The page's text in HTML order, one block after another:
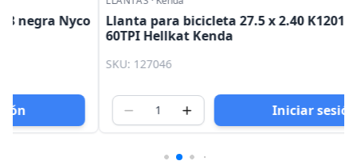
Llanta para bicicleta 27.5 x 2.40 K1201E negra
60TPI Hellkat Kenda
Iniciar sesión